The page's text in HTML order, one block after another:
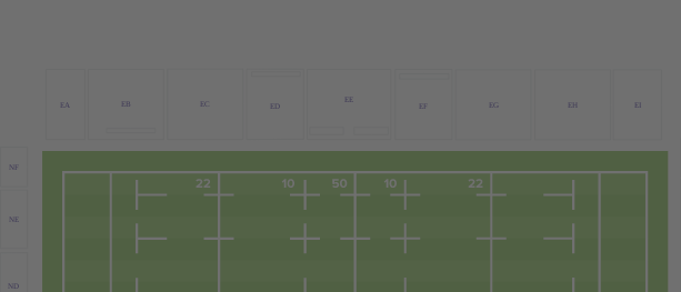
EI
EH
EG
EF
EE
ED
EC
EB
EA
NE
NF
ND